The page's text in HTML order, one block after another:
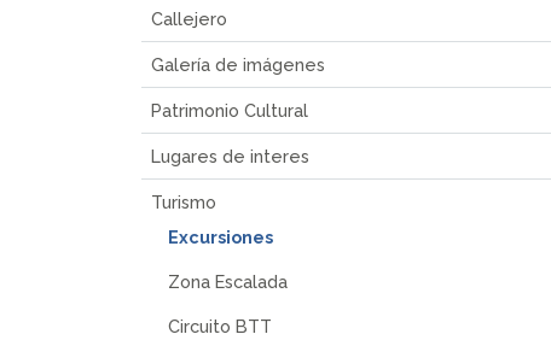
Callejero
Galería de imágenes
Patrimonio Cultural
Lugares de interes
Turismo
Excursiones
Zona Escalada
Circuito BTT